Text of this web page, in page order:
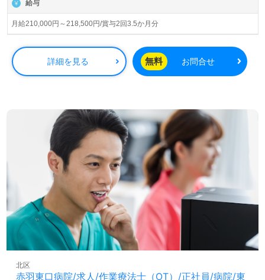
院様です。
◎職員様同士の連携抜群！チーム医療で『あたたかなここ
ろのサポート』を実現されている病院様！◎
看護助手や介護職経験のある方はもちろん、これから看護
時間、住宅手当等の手厚い福利厚生もおすすめポイント！
『患者様のお役に立ちたい』『病院で働きたい』『介護職
経験を活かしたい、キャリアチェンジやキャリアアップを
目指している』『資格取得を目指している、介護知識と技
術力を高めたい、専門性を深めたい』『環境を変えて働き
たい』等の方も大歓迎です。働き方や選考フロー等、担当
コンサルタントよりご案内します。お問い合わせも遠慮な
くお願いします。
医療/福祉業界の正社員/パート求人探しは【ウィルオブ介
護】＊求人情報収集、将来的に検討の方も遠慮なく＊
LINE、メール、お電話などご希望に応じてお問い合わせ/ご
料サービスをご利用いただけます。＜非公開求人も取扱い
給与
月給210,000円～218,500円/賞与2回3.5か月分
詳細を見る 無料 お問合せ
赤羽東口病院/求人/作業療法士（OT）/正社員/病院/東
北区